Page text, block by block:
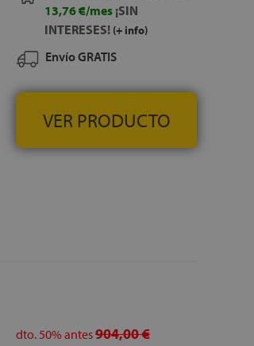
13,76 €/mes ¡SIN
INTERESES! (+ info)
Envío GRATIS
VER PRODUCTO
dto. 50% antes904,00 €